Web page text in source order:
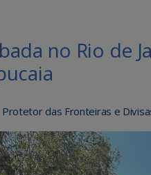
no Rio de
Protetor das Fronteiras e